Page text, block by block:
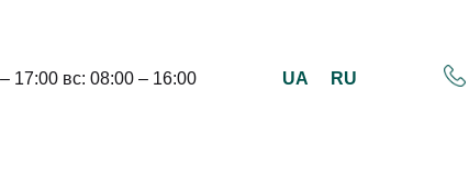
17:00 вс: 08:00 – 16:00 UA RU